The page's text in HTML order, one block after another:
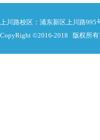
上川路校区：浦东新区上川路
CopyRight ©2016-2018 版权所